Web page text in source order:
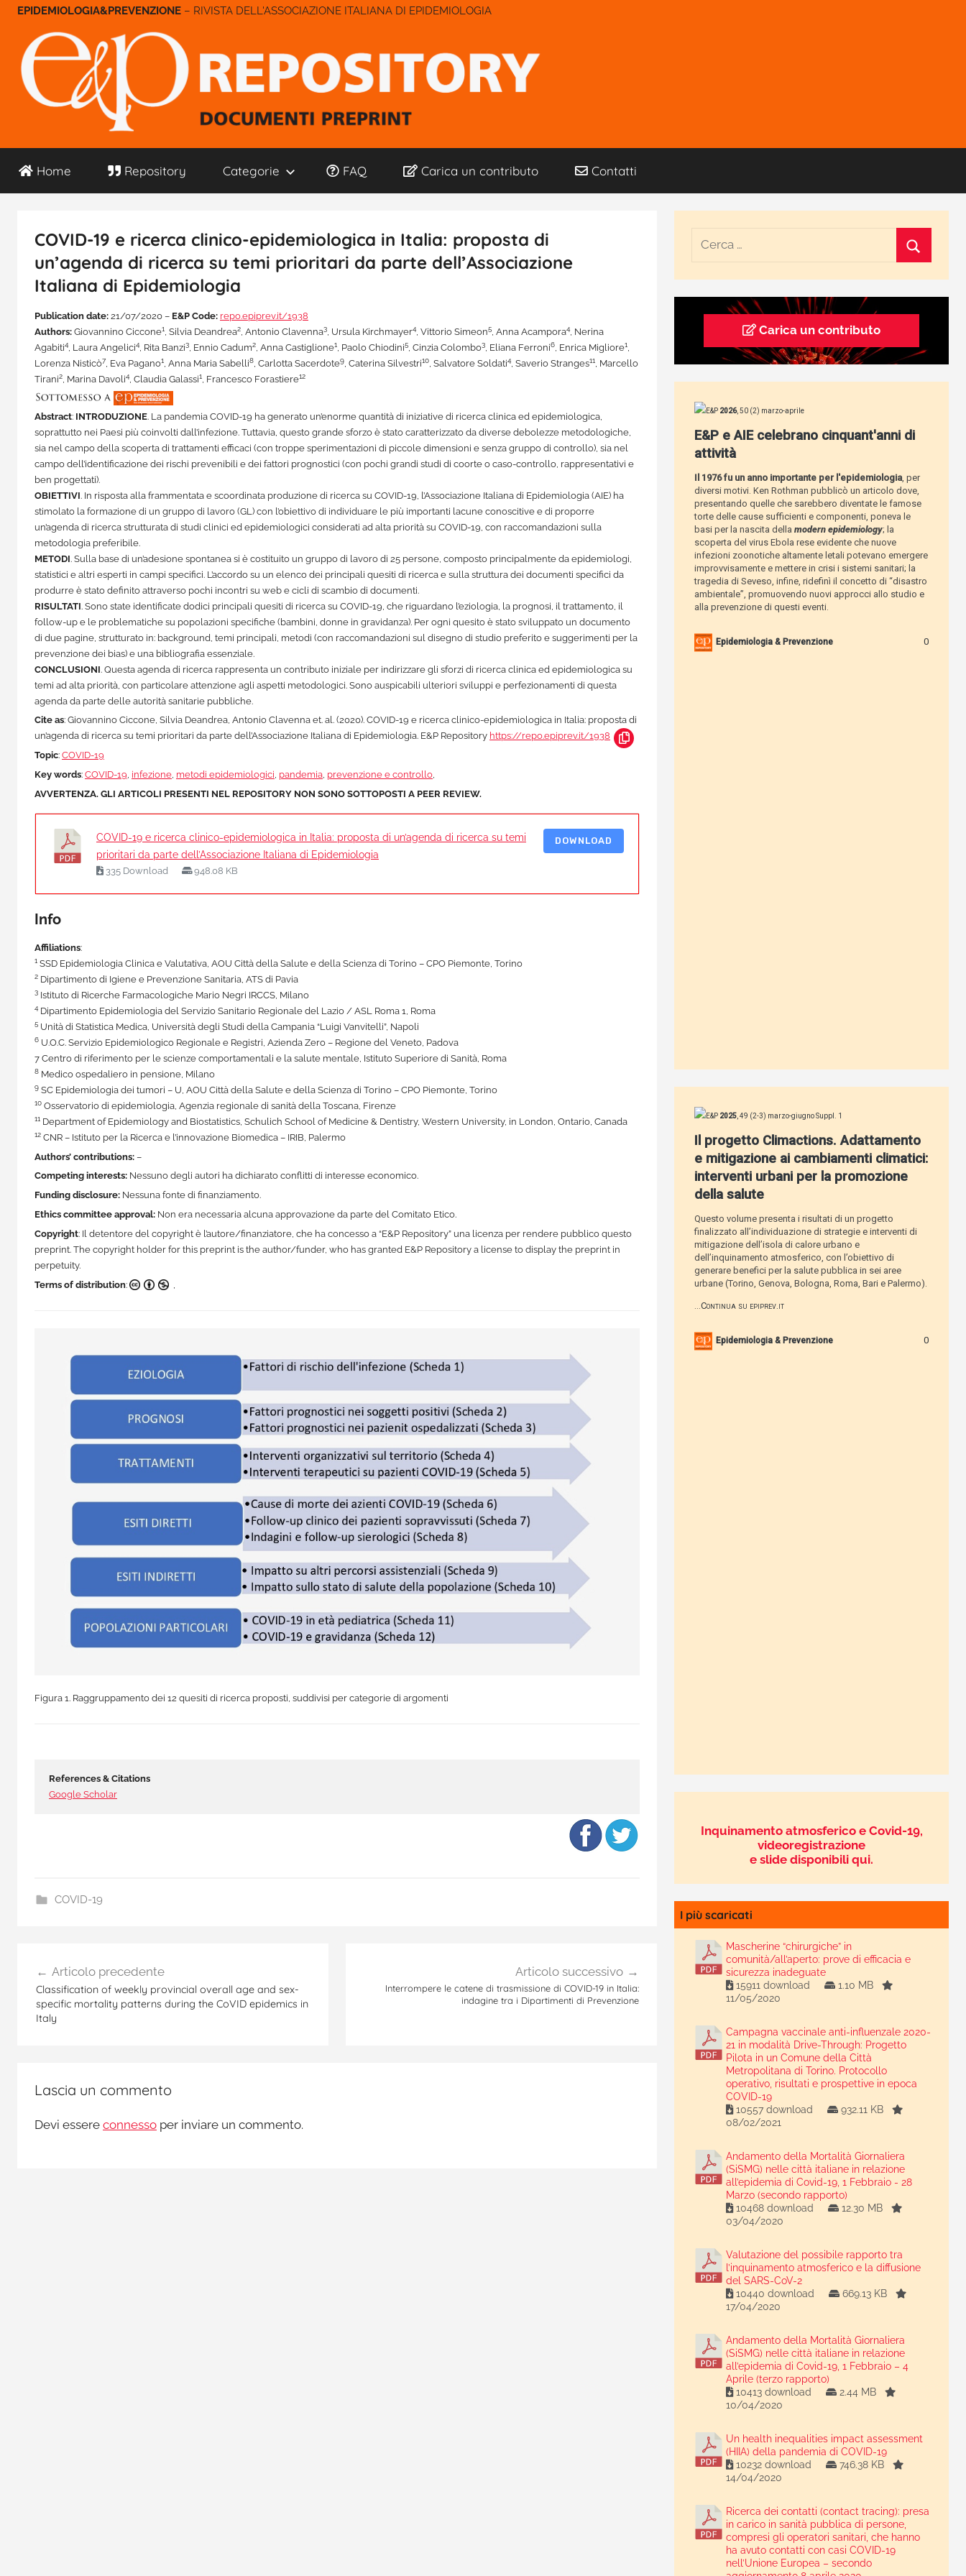
Salta
contenuto
– RIVISTA DELL'ASSOCIAZIONE ITALIANA DI EPIDEMIOLOGIA
E&P
Repository
Home Repository Categorie FAQ Carica un contributo Contatti
COVID-19 e ricerca clinico-epidemiologica in Italia: proposta di
un’agenda di ricerca su temi prioritari da parte dell’Associazione
Italiana di Epidemiologia
Publication date: 21/07/2020 – E&P Code: repo.epiprev.it/1938
Authors: Giovannino Ciccone1 , Silvia Deandrea2 , Antonio Clavenna3 , Ursula Kirchmayer4 , Vittorio Simeon5 , Anna Acampora4
, Nerina
Agabiti4 , Laura Angelici4 , Rita Banzi3 , Ennio Cadum2 , Anna Castiglione1 , Paolo Chiodini5 , Cinzia Colombo3 , Eliana Ferroni6 , Enrica Migliore1
Lorenza Nisticò7 , Eva Pagano1 , Anna Maria Sabelli8 , Carlotta Sacerdote9 , Caterina Silvestri10 , Salvatore Soldati4 , Saverio Stranges11
, Marcello
Tirani2 , Marina Davoli4 , Claudia Galassi1 , Francesco Forastiere12
Abstract: INTRODUZIONE. La pandemia COVID-19 ha generato un’enorme quantità di iniziative di ricerca clinica ed epidemiologica,
soprattutto nei Paesi più coinvolti dall’infezione. Tuttavia, questo grande sforzo è stato caratterizzato da diverse debolezze metodologiche,
sia nel campo della scoperta di trattamenti efficaci (con troppe sperimentazioni di piccole dimensioni e senza gruppo di controllo), sia nel
campo dell’identificazione dei rischi prevenibili e dei fattori prognostici (con pochi grandi studi di coorte o caso-controllo, rappresentativi e
ben progettati).
OBIETTIVI. In risposta alla frammentata e scoordinata produzione di ricerca su COVID-19, l’Associazione Italiana di Epidemiologia (AIE) ha
stimolato la formazione di un gruppo di lavoro (GL) con l’obiettivo di individuare le più importanti lacune conoscitive e di proporre
un’agenda di ricerca strutturata di studi clinici ed epidemiologici considerati ad alta priorità su COVID-19, con raccomandazioni sulla
metodologia preferibile.
METODI. Sulla base di un’adesione spontanea si è costituito un gruppo di lavoro di 25 persone, composto principalmente da epidemiologi,
statistici e altri esperti in campi specifici. L’accordo su un elenco dei principali quesiti di ricerca e sulla struttura dei documenti specifici da
produrre è stato definito attraverso pochi incontri su web e cicli di scambio di documenti.
RISULTATI. Sono state identificate dodici principali quesiti di ricerca su COVID-19, che riguardano l’eziologia, la prognosi, il trattamento, il
follow-up e le problematiche su popolazioni specifiche (bambini, donne in gravidanza). Per ogni quesito è stato sviluppato un documento
di due pagine, strutturato in: background, temi principali, metodi (con raccomandazioni sul disegno di studio preferito e suggerimenti per la
prevenzione dei bias) e una bibliografia essenziale.
CONCLUSIONI. Questa agenda di ricerca rappresenta un contributo iniziale per indirizzare gli sforzi di ricerca clinica ed epidemiologica su
temi ad alta priorità, con particolare attenzione agli aspetti metodologici. Sono auspicabili ulteriori sviluppi e perfezionamenti di questa
agenda da parte delle autorità sanitarie pubbliche.
Cite as: Giovannino Ciccone, Silvia Deandrea, Antonio Clavenna et. al. (2020). COVID-19 e ricerca clinico-epidemiologica in Italia: proposta di
un’agenda di ricerca su temi prioritari da parte dell’Associazione Italiana di Epidemiologia. E&P Repository https://repo.epiprev.it/1938
Topic: COVID-19
Key words: COVID-19 infezione metodi epidemiologici pandemia prevenzione e controllo
AVVERTENZA. GLI ARTICOLI PRESENTI NEL REPOSITORY NON SONO SOTTOPOSTI A PEER REVIEW.
COVID-19 e ricerca clinico-epidemiologica in Italia: proposta di un’agenda di ricerca su temi
prioritari da parte dell’Associazione Italiana di Epidemiologia
335 Download 948.08 KB
DOWNLOAD
Info
Affiliations:
1 SSD Epidemiologia Clinica e Valutativa, AOU Città della Salute e della Scienza di Torino – CPO Piemonte, Torino
2 Dipartimento di Igiene e Prevenzione Sanitaria, ATS di Pavia
3 Istituto di Ricerche Farmacologiche Mario Negri IRCCS, Milano
4 Dipartimento Epidemiologia del Servizio Sanitario Regionale del Lazio / ASL Roma 1, Roma
5 Unità di Statistica Medica, Università degli Studi della Campania “Luigi Vanvitelli”, Napoli
6 U.O.C. Servizio Epidemiologico Regionale e Registri, Azienda Zero – Regione del Veneto, Padova
7 Centro di riferimento per le scienze comportamentali e la salute mentale, Istituto Superiore di Sanità, Roma
8 Medico ospedaliero in pensione, Milano
9 SC Epidemiologia dei tumori – U, AOU Città della Salute e della Scienza di Torino – CPO Piemonte, Torino
10 Osservatorio di epidemiologia, Agenzia regionale di sanità della Toscana, Firenze
11 Department of Epidemiology and Biostatistics, Schulich School of Medicine & Dentistry, Western University, in London, Ontario, Canada
12 CNR – Istituto per la Ricerca e l’innovazione Biomedica – IRIB, Palermo
Authors’ contributions: –
Competing interests: Nessuno degli autori ha dichiarato conflitti di interesse economico.
Funding disclosure: Nessuna fonte di finanziamento.
Ethics committee approval: Non era necessaria alcuna approvazione da parte del Comitato Etico.
Copyright: Il detentore del copyright è l’autore/finanziatore, che ha concesso a “E&P Repository” una licenza per rendere pubblico questo
preprint. The copyright holder for this preprint is the author/funder, who has granted E&P Repository a license to display the preprint in
perpetuity.
Terms of distribution: CC BY-NC
Figura 1. Raggruppamento dei 12 quesiti di ricerca proposti, suddivisi per categorie di argomenti
References & Citations
Google Scholar
COVID-19
V
I
D
,
n
articoli
Articolo precedente
Classification of weekly provincial overall age and sex-
specific mortality patterns during the CoVID epidemics in
Italy
Articolo successivo
Interrompere le catene di trasmissione di COVID-19 in Italia:
indagine tra i Dipartimenti di Prevenzione
Lascia un commento
Devi essere connesso per inviare un commento.
Carica un contributo
Inquinamento atmosferico e Covid-19,
videoregistrazione
e slide disponibili qui.
I più scaricati
Mascherine “chirurgiche” in
comunità/all’aperto: prove di efficacia e
sicurezza inadeguate
15911 download
1.10 MB
11/05/2020
Campagna vaccinale anti-influenzale 2020-
21 in modalità Drive-Through: Progetto
Pilota in un Comune della Città
Metropolitana di Torino. Protocollo
operativo, risultati e prospettive in epoca
COVID-19
10557 download
932.11 KB
08/02/2021
Andamento della Mortalità Giornaliera
(SiSMG) nelle città italiane in relazione
all’epidemia di Covid-19, 1 Febbraio - 28
Marzo (secondo rapporto)
10468 download
12.30 MB
03/04/2020
Valutazione del possibile rapporto tra
l’inquinamento atmosferico e la diffusione
del SARS-CoV-2
10440 download
669.13 KB
17/04/2020
Andamento della Mortalità Giornaliera
(SiSMG) nelle città italiane in relazione
all’epidemia di Covid-19, 1 Febbraio – 4
Aprile (terzo rapporto)
10413 download
2.44 MB
10/04/2020
Un health inequalities impact assessment
(HIIA) della pandemia di COVID-19
10232 download
746.38 KB
14/04/2020
Ricerca dei contatti (contact tracing): presa
in carico in sanità pubblica di persone,
compresi gli operatori sanitari, che hanno
ha avuto contatti con casi COVID-19
nell’Unione Europea – secondo